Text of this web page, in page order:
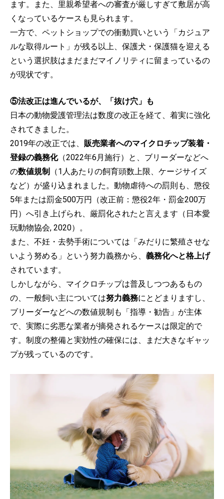
ます。また、里親希望者への審査が厳しすぎて敷居が高
くなっているケースも見られます。
一方で、ペットショップでの衝動買いという「カジュア
ルな取得ルート」が残る以上、保護犬・保護猫を迎える
という選択肢はまだまだマイノリティに留まっているの
が現状です。
⑤法改正は進んでいるが、「抜け穴」も
日本の動物愛護管理法は数度の改正を経て、着実に強化
されてきました。
2019年の改正では、 販売業者へのマイクロチップ装着・
登録の義務化（2022年6月施行）と、ブリーダーなどへ
の数値規制
（1人あたりの飼育頭数上限、ケージサイズ
など）が盛り込まれました。動物虐待への罰則も、懲役
5年または罰金500万円（改正前：懲役2年・罰金200万
円）へ引き上げられ、厳罰化されたと言えます（日本愛
玩動物協会, 2020）。
また、不妊・去勢手術については「みだりに繁殖させな
いよう努める」という努力義務から、 義務化へと格上げ
されています。
しかしながら、マイクロチップは普及しつつあるもの
の、一般飼い主については努力義務にとどまりますし、
ブリーダーなどへの数値規制も「指導・勧告」が主体
で、実際に劣悪な業者が摘発されるケースは限定的で
す。制度の整備と実効性の確保には、まだ大きなギャッ
プが残っているのです。